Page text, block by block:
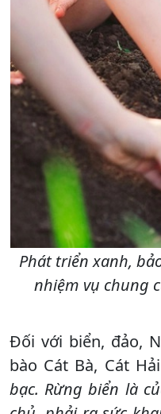
Phát triển xanh,
nhiệm vụ chung
Đối với biển, đảo,
bào Cát Bà, Cát
bạc. Rừng biển là